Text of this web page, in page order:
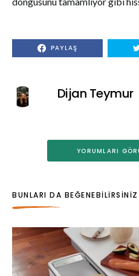
PAYLAŞ
Dijan Teymur
YORUMLARI
BUNLARI DA BEĞENEBILIRSINIZ